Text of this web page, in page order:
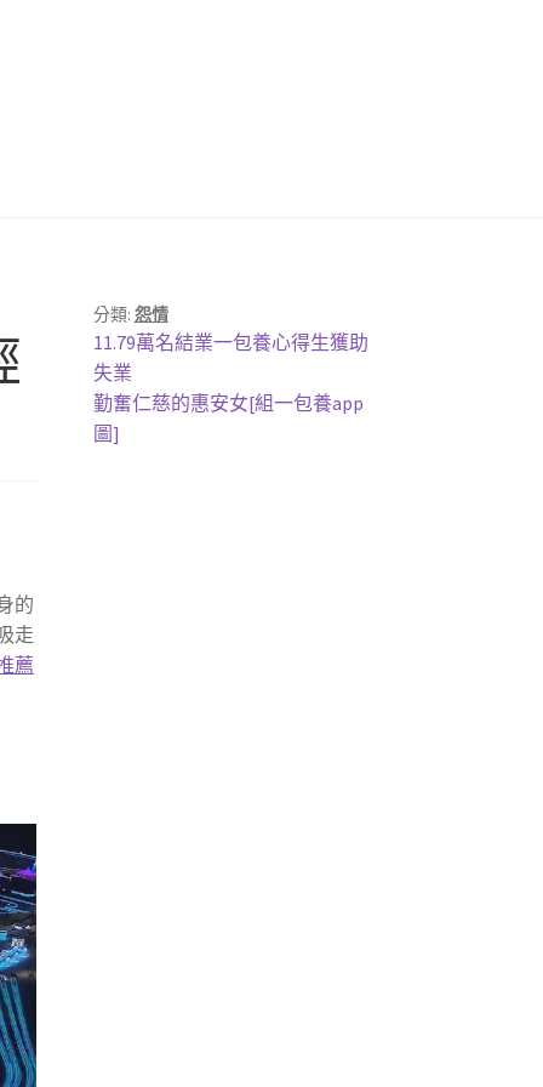
的
走
薦
分類: 怨情
上
一
篇
文
11.79萬名結業一包養心得生獲助
失業
下
一
勤奮仁慈的惠安女[組一包養app
圖]